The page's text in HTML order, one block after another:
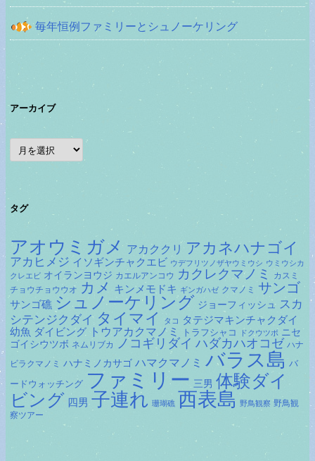
毎年恒例ファミリーとシュノーケリング
アーカイブ
ア
ー
カ
ブ
タグ
アオウミガメ アカククリ アカネハナゴイ
アカヒメジ イソギンチャクエビ ウデフリツノザヤウミウシ ウミウシカ
クレエビ オイランヨウジ カエルアンコウ カクレクマノミ
カスミ
チョウチョウウオ カメ キンメモドキ ギンガハゼ クマノミ サンゴ
サンゴ礁 シュノーケリング ジョーフィッシュ スカ
シテンジクダイ タイマイ タコ
タテジマキンチャクダイ
幼魚 ダイビング トウアカクマノミ トラフシャコ ドクウツボ
ニセ
ゴイシウツボ ネムリブカ ノコギリダイ ハダカハオコゼ ハナ
ビラクマノミ ハナミノカサゴ ハマクマノミ バラス島 バ
ードウォッチング ファミリー 三男 体験ダイ
ビング 四男 子連れ 珊瑚礁 西表島 野鳥観察 野鳥観
察ツアー